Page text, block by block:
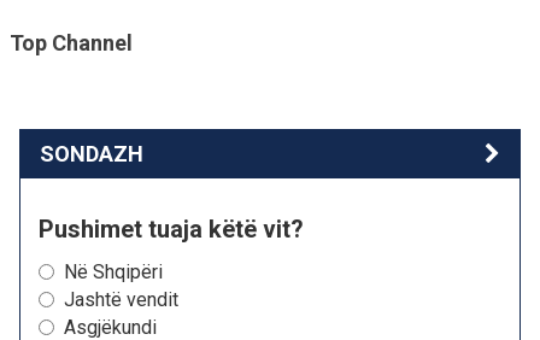
Top Channel
SONDAZH
Pushimet tuaja këtë vit?
Në Shqipëri
Jashtë vendit
Asgjëkundi